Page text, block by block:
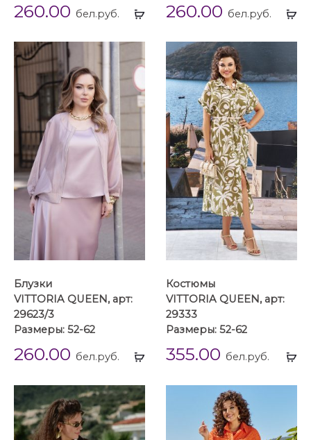
Выбрать
260.00 бел.руб. 260.00 бел.руб.
Выбрать
Блузки
VITTORIA QUEEN, арт:
29623/3
Размеры: 52-62
260.00 бел.руб.
Костюмы
VITTORIA QUEEN, арт:
29333
Размеры: 52-62
355.00 бел.руб.